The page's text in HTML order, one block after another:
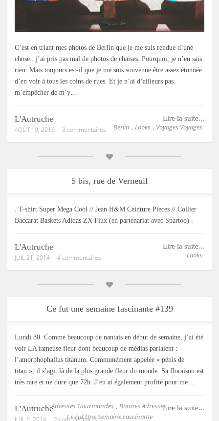
C’est en triant mes photos de Berlin que je me suis rendue d’une
chose : j’ai pris pas mal de photos de chaises. Pourquoi, je n’en sais
rien. Mais toujours est-il que je me suis souvenue être assez étonnée
d’en voir à tous les coins de rues. Et je n’ai d’ailleurs pas
m’empêcher de m’y…
Lire la suite...
Berlin Looks Voyages Voyages
L'Autruche
AOÛT 19, 2015 3 commentaires
5 bis, rue de Verneuil
. T-shirt Super Mega Cool // Jean H&M Ceinture Pieces // Collier
Baccarat Baskets Adidas ZX Flux (en partenariat avec Spartoo) .
Lire la suite...
Looks
L'Autruche
JUIL 21, 2014 4 commentaires
Ce fut une semaine fascinante #139
Lundi 30. Comme beaucoup de nantais en début de semaine, j’ai été
voir LA fameuse fleur dont beaucoup de médias parlaient :
l’amorphophallus titanum. Communément appelée « pénis de
titan », il s’agit là de la plus grande fleur du monde. Sa floraison est
très rare et ne dure que 72h. J’en ai également profité pour me…
Lire la suite...
Adresses Gourmandes Bonnes Adresses ,
Ce Fut Une Semaine Fascinante
L'Autruche
JUIL 6, 2014 2 commentaires